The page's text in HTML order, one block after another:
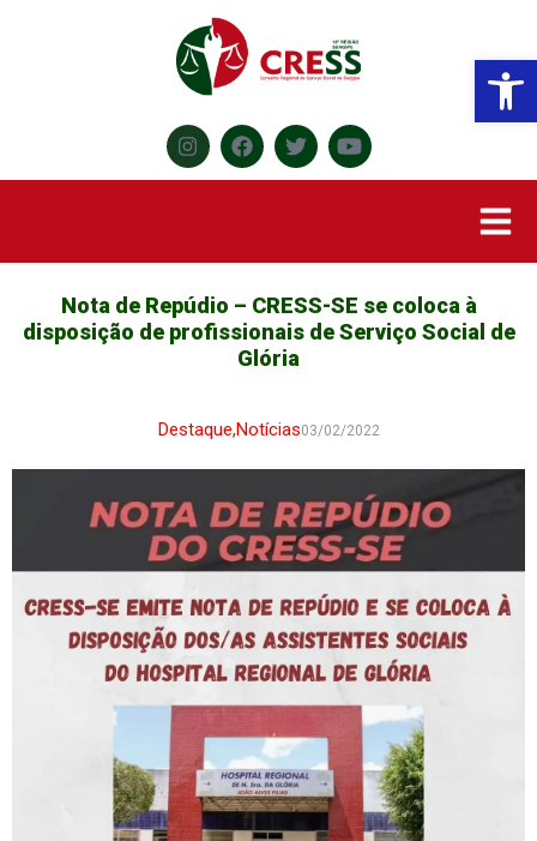
Nota de Repúdio – CRESS-SE se coloca à
disposição de profissionais de Serviço Social de
Glória
Destaque,Notícias03/02/2022